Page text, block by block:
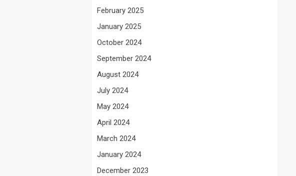
February 2025
January 2025
October 2024
September 2024
August 2024
July 2024
May 2024
April 2024
March 2024
January 2024
December 2023